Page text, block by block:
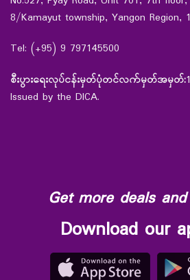
8/Kamayut township, Yangon Region,
Tel: (+95) 9 797145500
စီးပွားရေးလုပ်ငန်းမှတ်ပုံတင်လက်မှတ်အမှတ်:
Issued by the DICA.
Get more deals
Download our